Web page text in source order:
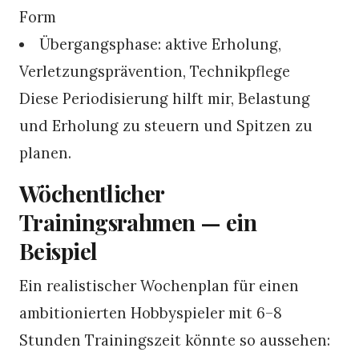
Form
Übergangsphase: aktive Erholung,
Verletzungsprävention, Technikpflege
Diese Periodisierung hilft mir, Belastung
und Erholung zu steuern und Spitzen zu
planen.
Wöchentlicher
Trainingsrahmen — ein
Beispiel
Ein realistischer Wochenplan für einen
ambitionierten Hobbyspieler mit 6–8
Stunden Trainingszeit könnte so aussehen: